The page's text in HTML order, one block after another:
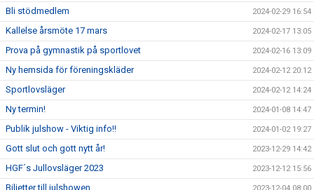
Bli stödmedlem 2024-02-29 16:54
Kallelse årsmöte 17 mars 2024-02-17 13:05
Prova på gymnastik på sportlovet 2024-02-16 13:09
Ny hemsida för föreningskläder 2024-02-12 20:12
Sportlovsläger 2024-02-12 14:24
Ny termin! 2024-01-08 14:47
Publik julshow - Viktig info!! 2024-01-02 19:27
Gott slut och gott nytt år! 2023-12-29 14:42
HGF´s Jullovsläger 2023 2023-12-12 15:56
Biljetter till julshowen